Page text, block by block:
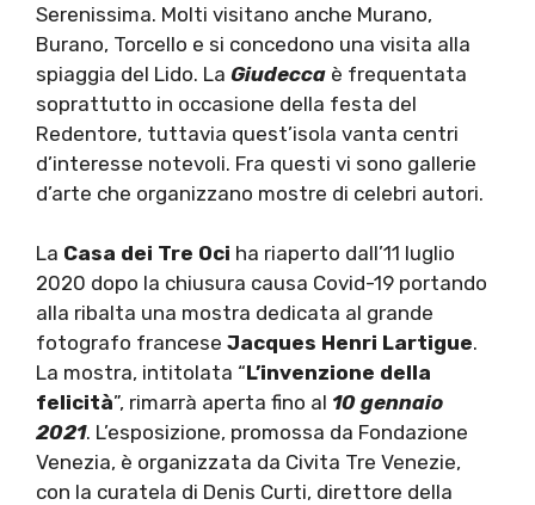
Serenissima. Molti visitano anche Murano,
Burano, Torcello e si concedono una visita alla
spiaggia del Lido. La Giudecca è frequentata
soprattutto in occasione della festa del
Redentore, tuttavia quest’isola vanta centri
d’interesse notevoli. Fra questi vi sono gallerie
d’arte che organizzano mostre di celebri autori.
La Casa dei Tre Oci ha riaperto dall’11 luglio
2020 dopo la chiusura causa Covid-19 portando
alla ribalta una mostra dedicata al grande
fotografo francese Jacques Henri Lartigue.
La mostra, intitolata “L’invenzione della
felicità”, rimarrà aperta fino al 10 gennaio
2021. L’esposizione, promossa da Fondazione
Venezia, è organizzata da Civita Tre Venezie,
con la curatela di Denis Curti, direttore della